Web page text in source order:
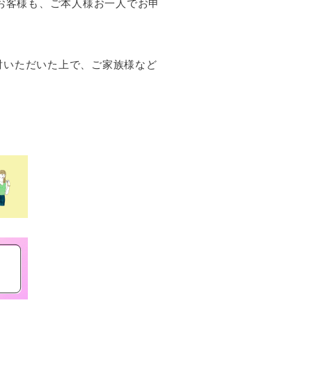
様も、ご本人様お一人でお申
ただいた上で、ご家族様など